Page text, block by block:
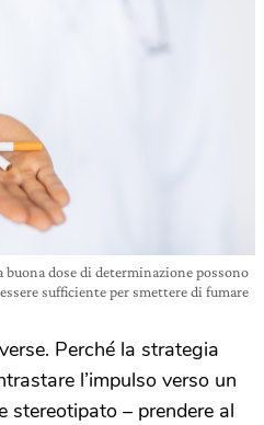
dose di determinazione possono
essere sufficiente per smettere di fumare
Perché la strategia
l’impulso verso un
stereotipato – prendere al